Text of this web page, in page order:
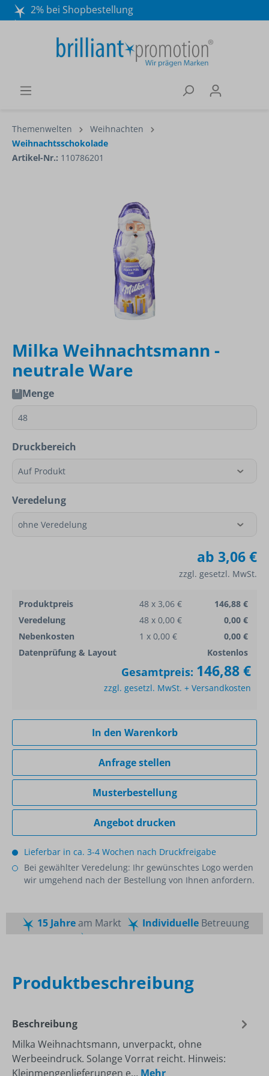
2% bei Shopbestellung
Wir beraten Sie gerne:
040 / 570 18 25 70
Themenwelten
Weihnachten
Weihnachtsschokolade
Artikel-Nr.: 110786201
Milka Weihnachtsmann -
neutrale Ware
Menge
Druckbereich
Veredelung
ab 3,06 €
zzgl. gesetzl. MwSt.
Produktpreis 48 x 3,06 €
146,88 €
Veredelung
48 x 0,00 €
0,00 €
Nebenkosten
1 x 0,00 €
0,00 €
Datenprüfung & Layout
Kostenlos
Gesamtpreis: 146,88 €
zzgl. gesetzl. MwSt. + Versandkosten
In den Warenkorb
Anfrage stellen
Musterbestellung
Angebot drucken
Lieferbar in ca. 3-4 Wochen nach Druckfreigabe
Bei gewählter Veredelung: Ihr gewünschtes Logo werden
wir umgehend nach der Bestellung von Ihnen anfordern.
15 Jahream Markt IndividuelleBetreuung
Produktbeschreibung
Beschreibung
Milka Weihnachtsmann, unverpackt, ohne
Werbeeindruck. Solange Vorrat reicht. Hinweis:
Kleinmengenlieferungen e… Mehr